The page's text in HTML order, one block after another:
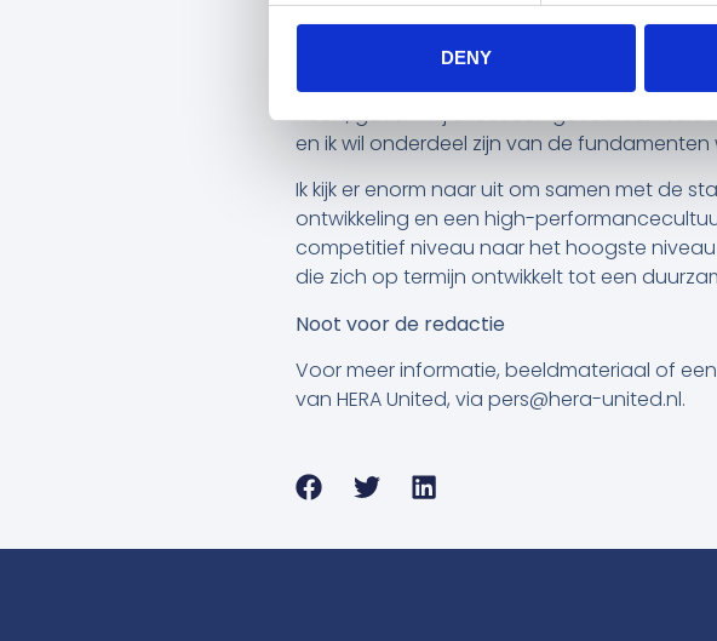
DENY
Eredivisie te vinden.”
“De gesprekken met de
geïnspireerd. Deze keuze lag voor mij niet in
heeft, gaven mij direct een gevoel van
en ik wil onderdeel zijn van de
Ik kijk er enorm naar uit om samen met de
ontwikkeling en een high-
competitief niveau naar het hoogste
die zich op termijn ontwikkelt tot een
Noot voor de redactie
Voor meer informatie, beeldmateriaal of
van HERA United, via pers@hera-united.nl.